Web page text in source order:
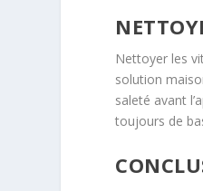
Nettoyer les
solution
saleté avant
toujours de